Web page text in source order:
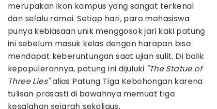
merupakan ikon kampus yang sangat terkenal
dan selalu ramai. Setiap hari, para mahasiswa
punya kebiasaan unik menggosok jari kaki patung
ini sebelum masuk kelas dengan harapan bisa
mendapat keberuntungan saat ujian sulit. Di balik
kepopulerannya, patung ini dijuluki "The Statue of
Three Lies"alias Patung Tiga Kebohongan karena
tulisan prasasti di bawahnya memuat tiga
kesalahan sejarah sekaligus.